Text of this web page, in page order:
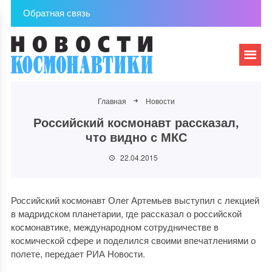
Обратная связь
Главная Новости
Российский космонавт рассказал,
что видно с МКС
22.04.2015
Российский космонавт Олег Артемьев выступил с лекцией
в мадридском планетарии, где рассказал о российской
космонавтике, международном сотрудничестве в
космической сфере и поделился своими впечатлениями о
полете, передает РИА Новости.